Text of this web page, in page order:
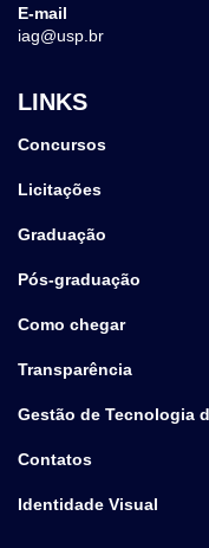
E-mail
iag@usp.br
LINKS
Concursos
Licitações
Graduação
Pós-graduação
Como chegar
Transparência
Gestão de Tecnologia
Contatos
Identidade Visual